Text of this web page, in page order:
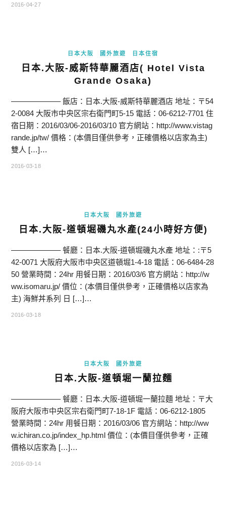
2016-04-27
日本大阪 國外旅遊 日本住宿
日本.大阪-威斯特華麗酒店( Hotel Vista
Grande Osaka)
——————– 飯店：日本.大阪-威斯特華麗酒店 地址：〒54
2-0084 大阪市中央区宗右衛門町5-15 電話：06-6212-7701 住
宿日期：2016/03/06-2016/03/10 官方網站：http://www.vistag
rande.jp/tw/ 價格：(本價目僅供參考，正確價格以店家為主)
雙人 […]…
2016-03-18
日本大阪 國外旅遊
日本.大阪-道頓堀磯丸水產(24小時好方便)
——————– 餐廳：日本.大阪-道頓堀磯丸水產 地址：:〒5
42-0071 大阪府大阪市中央区道頓堀1-4-18 電話：06-6484-28
50 營業時間：24hr 用餐日期：2016/03/6 官方網站：http://w
ww.isomaru.jp/ 價位：(本價目僅供參考，正確價格以店家為
主) 海鮮丼系列 日 […]…
2016-03-18
日本大阪 國外旅遊
日本.大阪-道頓堀一蘭拉麵
——————– 餐廳：日本.大阪-道頓堀一蘭拉麵 地址：〒大
阪府大阪市中央区宗右衛門町7-18-1F 電話：06-6212-1805
營業時間：24hr 用餐日期：2016/03/06 官方網站：http://ww
w.ichiran.co.jp/index_hp.html 價位：(本價目僅供參考，正確
價格以店家為 […]…
2016-03-14